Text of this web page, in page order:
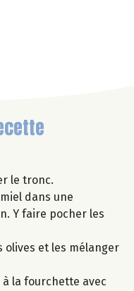
le tronc.
dans une
Y faire pocher les
olives et les mélanger
la fourchette avec